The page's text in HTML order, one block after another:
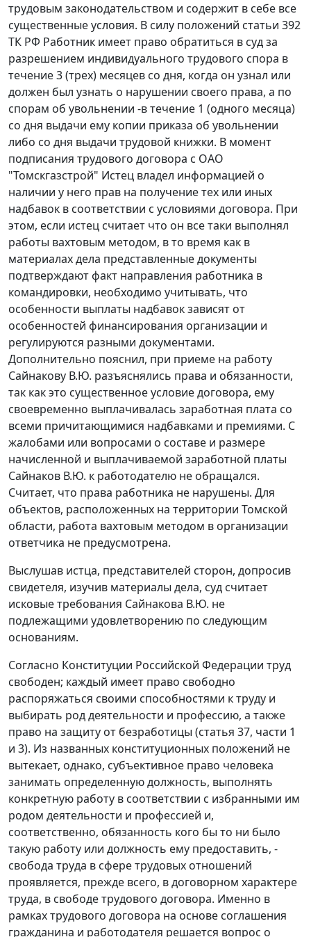
трудовым законодательством и содержит в себе все
существенные условия. В силу положений статьи 392
ТК РФ Работник имеет право обратиться в суд за
разрешением индивидуального трудового спора в
течение 3 (трех) месяцев со дня, когда он узнал или
должен был узнать о нарушении своего права, а по
спорам об увольнении -в течение 1 (одного месяца)
со дня выдачи ему копии приказа об увольнении
либо со дня выдачи трудовой книжки. В момент
подписания трудового договора с ОАО
"Томскгазстрой" Истец владел информацией о
наличии у него прав на получение тех или иных
надбавок в соответствии с условиями договора. При
этом, если истец считает что он все таки выполнял
работы вахтовым методом, в то время как в
материалах дела представленные документы
подтверждают факт направления работника в
командировки, необходимо учитывать, что
особенности выплаты надбавок зависят от
особенностей финансирования организации и
регулируются разными документами.
Дополнительно пояснил, при приеме на работу
Сайнакову В.Ю. разъяснялись права и обязанности,
так как это существенное условие договора, ему
своевременно выплачивалась заработная плата со
всеми причитающимися надбавками и премиями. С
жалобами или вопросами о составе и размере
начисленной и выплачиваемой заработной платы
Сайнаков В.Ю. к работодателю не обращался.
Считает, что права работника не нарушены. Для
объектов, расположенных на территории Томской
области, работа вахтовым методом в организации
ответчика не предусмотрена.
Выслушав истца, представителей сторон, допросив
свидетеля, изучив материалы дела, суд считает
исковые требования Сайнакова В.Ю. не
подлежащими удовлетворению по следующим
основаниям.
Согласно Конституции Российской Федерации труд
свободен; каждый имеет право свободно
распоряжаться своими способностями к труду и
выбирать род деятельности и профессию, а также
право на защиту от безработицы (статья 37, части 1
и 3). Из названных конституционных положений не
вытекает, однако, субъективное право человека
занимать определенную должность, выполнять
конкретную работу в соответствии с избранными им
родом деятельности и профессией и,
соответственно, обязанность кого бы то ни было
такую работу или должность ему предоставить, -
свобода труда в сфере трудовых отношений
проявляется, прежде всего, в договорном характере
труда, в свободе трудового договора. Именно в
рамках трудового договора на основе соглашения
гражданина и работодателя решается вопрос о